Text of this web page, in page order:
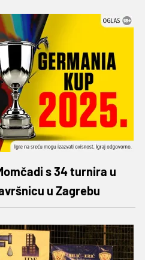
s 34 turnira u
u Zagrebu